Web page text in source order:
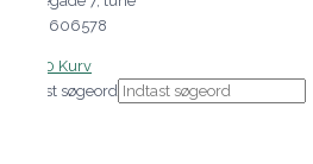
Tlf60606578
0 Kurv
Indtast søgeord